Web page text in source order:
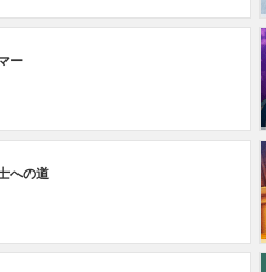
ー
への道